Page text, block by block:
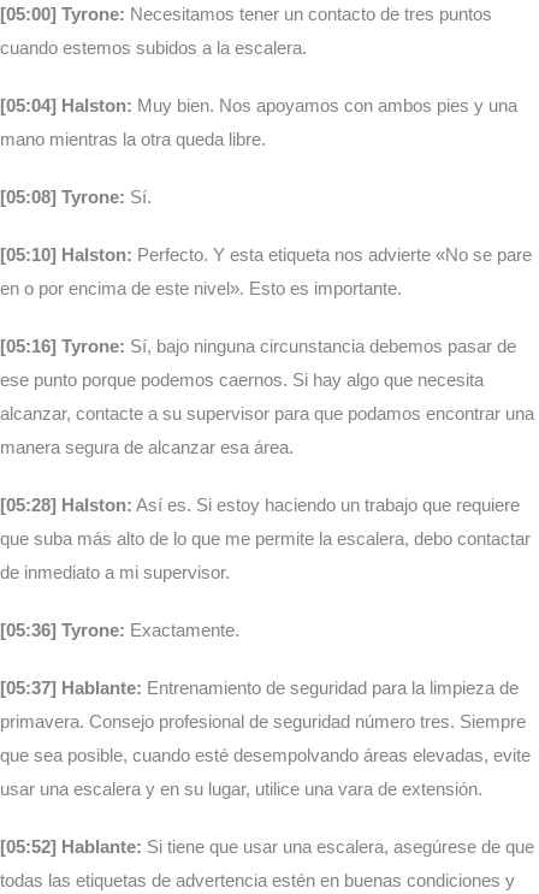
[05:00] Tyrone: Necesitamos tener un contacto de tres puntos
cuando estemos subidos a la escalera.
[05:04] Halston: Muy bien. Nos apoyamos con ambos pies y una
mano mientras la otra queda libre.
[05:08] Tyrone: Sí.
[05:10] Halston: Perfecto. Y esta etiqueta nos advierte «No se pare
en o por encima de este nivel». Esto es importante.
[05:16] Tyrone: Sí, bajo ninguna circunstancia debemos pasar de
ese punto porque podemos caernos. Si hay algo que necesita
alcanzar, contacte a su supervisor para que podamos encontrar una
manera segura de alcanzar esa área.
[05:28] Halston: Así es. Si estoy haciendo un trabajo que requiere
que suba más alto de lo que me permite la escalera, debo contactar
de inmediato a mi supervisor.
[05:36] Tyrone: Exactamente.
[05:37] Hablante: Entrenamiento de seguridad para la limpieza de
primavera. Consejo profesional de seguridad número tres. Siempre
que sea posible, cuando esté desempolvando áreas elevadas, evite
usar una escalera y en su lugar, utilice una vara de extensión.
[05:52] Hablante: Si tiene que usar una escalera, asegúrese de que
todas las etiquetas de advertencia estén en buenas condiciones y